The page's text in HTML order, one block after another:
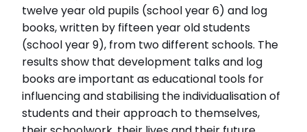
twelve year old pupils (school year 6) and log
books, written by fifteen year old students
(school year 9), from two different schools. The
results show that development talks and log
books are important as educational tools for
influencing and stabilising the individualisation of
students and their approach to themselves,